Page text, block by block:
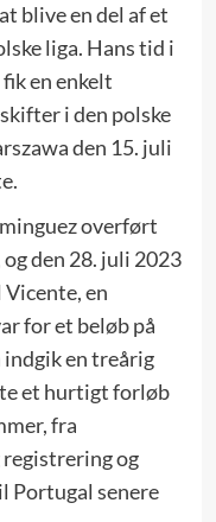
blive en del af et
liga. Hans tid i
en enkelt
i den polske
den 15. juli
overført
den 28. juli 2023
en
for et beløb på
en treårig
et hurtigt forløb
fra
og
senere